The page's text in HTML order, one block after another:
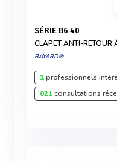
SÉRIE B6 40
CLAPET ANTI-RETOUR
BAYARD®
1professionnels
821consultations